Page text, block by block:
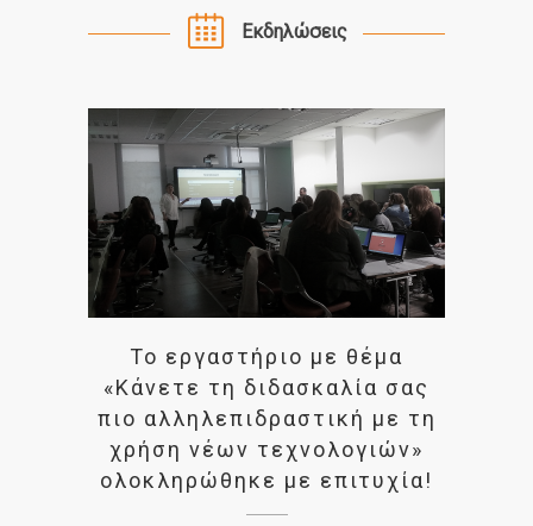
Εκδηλώσεις
Το εργαστήριο με θέμα
«Κάνετε τη διδασκαλία σας
πιο αλληλεπιδραστική με τη
χρήση νέων τεχνολογιών»
ολοκληρώθηκε με επιτυχία!